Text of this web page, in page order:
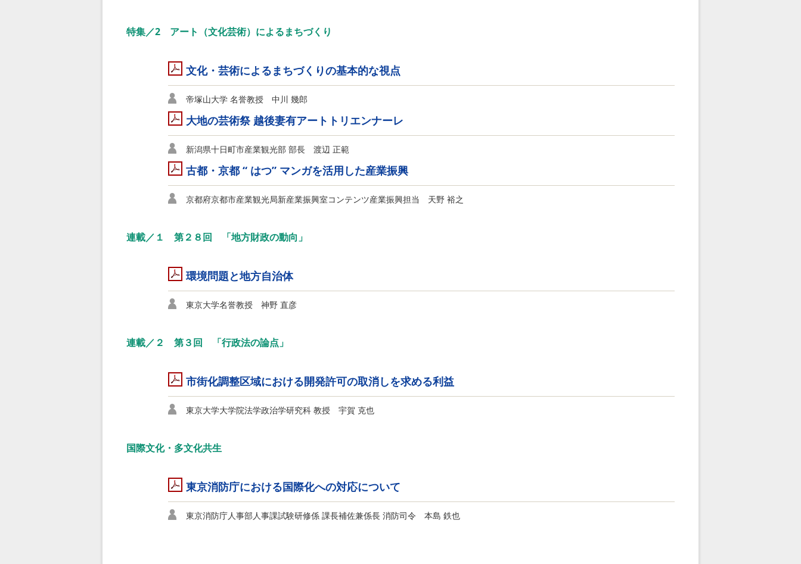
特集／2 アート（文化芸術）によるまちづくり
文化・芸術によるまちづくりの基本的な視点
帝塚山大学 名誉教授 中川 幾郎
大地の芸術祭 越後妻有アートトリエンナーレ
新潟県十日町市産業観光部 部長 渡辺 正範
古都・京都 “ はつ” マンガを活用した産業振興
京都府京都市産業観光局新産業振興室コンテンツ産業振興担当 天野 裕之
連載／１ 第２８回 「地方財政の動向」
環境問題と地方自治体
東京大学名誉教授 神野 直彦
連載／２ 第３回 「行政法の論点」
市街化調整区域における開発許可の取消しを求める利益
東京大学大学院法学政治学研究科 教授 宇賀 克也
国際文化・多文化共生
東京消防庁における国際化への対応について
東京消防庁人事部人事課試験研修係 課長補佐兼係長 消防司令 本島 鉄也